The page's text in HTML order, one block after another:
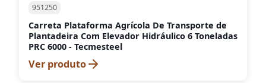
951250
Carreta Plataforma Agrícola De Transporte de
Plantadeira Com Elevador Hidráulico 6 Toneladas
PRC 6000 - Tecmesteel
Ver produto